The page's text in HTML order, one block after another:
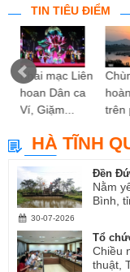
TIN TIÊU ĐIỂM
Khai mạc Liên
hoan Dân ca
Ví, Giặm...
trên
HÀ TĨNH
Đền
Nằm
Bình,
30-07-2026
Tổ
Chiều
thuật,